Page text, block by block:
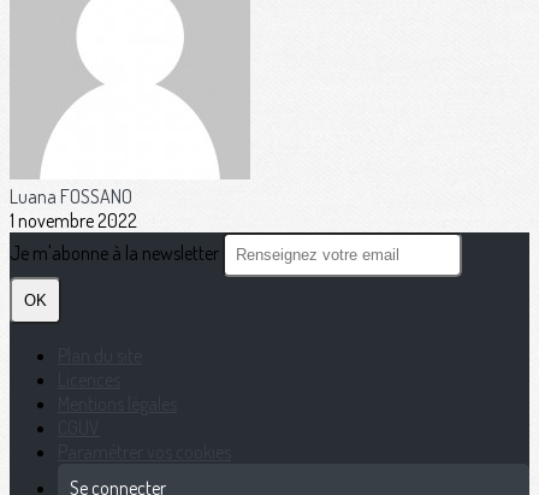
Luana FOSSANO
1 novembre 2022
Je m'abonne à la newsletter
OK
Se connecter